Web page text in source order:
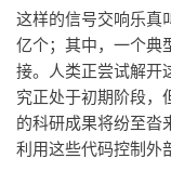
这样的信号交响乐真
亿个；其中，一个典
接。人类正尝试解开
究正处于初期阶段，
的科研成果将纷至沓
利用这些代码控制外